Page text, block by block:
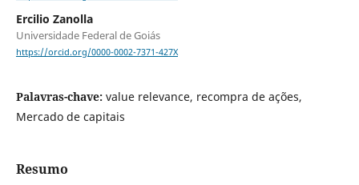
Ercilio Zanolla
Universidade Federal de Goiás
https://orcid.org/0000-0002-7371-427X
Palavras-chave: value relevance, recompra de ações,
Mercado de capitais
Resumo